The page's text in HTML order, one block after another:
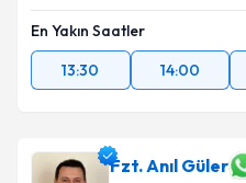
En Yakın Saatler
13:30
14:00
Fzt. Anıl Güler